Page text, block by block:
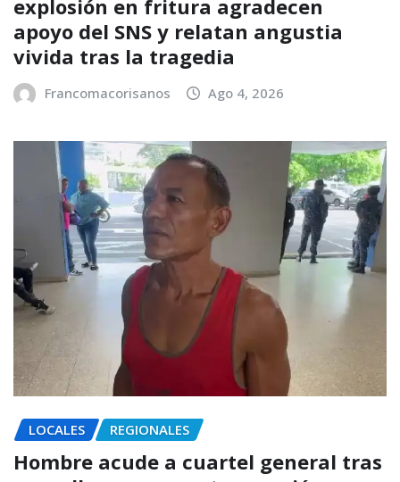
explosión en fritura agradecen
apoyo del SNS y relatan angustia
vivida tras la tragedia
Francomacorisanos Ago 4, 2026
LOCALES REGIONALES
Hombre acude a cuartel general tras